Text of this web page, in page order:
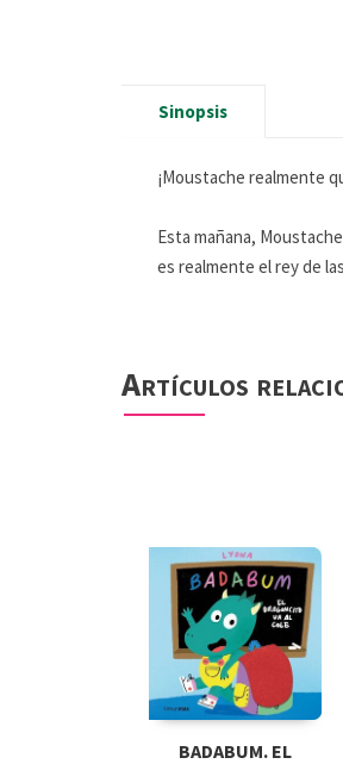
Sinopsis
¡Moustache realmente
Esta mañana,
es realmente el rey de
Artículos
BADABUM. EL